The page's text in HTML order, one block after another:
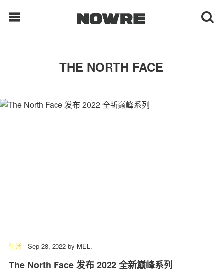
每日鲜榨
现客视点
THE NORTH FACE
生活 - Sep 28, 2022 by MEL.
The North Face 发布 2022 全新巅峰系列